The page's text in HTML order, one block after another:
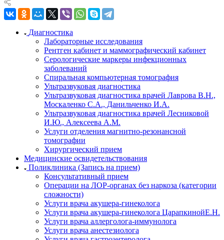
Диагностика
Лабораторные исследования
Рентген кабинет и маммографический кабинет
Серологические маркеры инфекционных
заболеваний
Спиральная компьютерная томография
Ультразвуковая диагностика
Ультразвуковая диагностика врачей Лаврова В.Н.,
Москаленко С.А., Данильченко И.А.
Ультразвуковая диагностика врачей Лесниковой
И.Ю., Алексеева А.М.
Услуги отделения магнитно-резонансной
томографии
Хирургический прием
Медицинские освидетельствования
Поликлиника (Запись на прием)
Консультативный прием
Операции на ЛОР-органах без наркоза (категории
сложности)
Услуги врача акушера-гинеколога
Услуги врача акушера-гинеколога ЦарапкинойЕ.Н.
Услуги врача аллерголога-иммунолога
Услуги врача анестезиолога